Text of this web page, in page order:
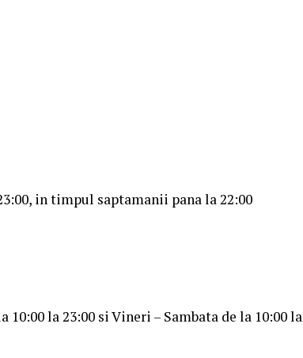
in timpul saptamanii pana la 22:00
la 23:00 si Vineri – Sambata de la 10:00 la